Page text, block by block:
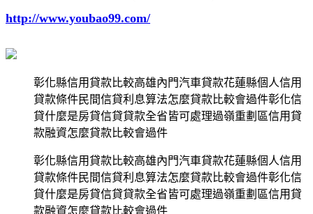
http://www.youbao99.com/
彰化縣信用貸款比較高雄內門汽車貸款花蓮縣個人信用
貸款條件民間信貸利息算法怎麼貸款比較會過件彰化信
貸什麼是房貸信貸貸款全省皆可處理過嶺重劃區信用貸
款融資怎麼貸款比較會過件
彰化縣信用貸款比較高雄內門汽車貸款花蓮縣個人信用
貸款條件民間信貸利息算法怎麼貸款比較會過件彰化信
貸什麼是房貸信貸貸款全省皆可處理過嶺重劃區信用貸
款融資怎麼貸款比較會過件